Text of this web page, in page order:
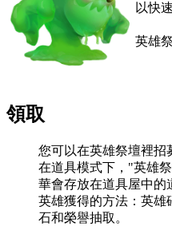
以快
英雄
領取
您可以在英雄祭壇裡招
在道具模式下，"英雄
華會存放在道具屋中的
英雄獲得的方法：英雄
石和榮譽抽取。